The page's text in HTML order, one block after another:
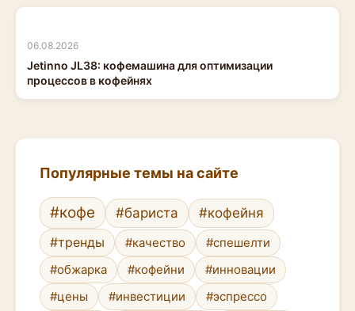
06.08.2026
Jetinno JL38: кофемашина для оптимизации
процессов в кофейнях
Популярные темы на сайте
#кофе #бариста
#кофейня
#тренды
#качество
#спешелти
#обжарка
#кофейни
#инновации
#цены
#инвестиции #эспрессо